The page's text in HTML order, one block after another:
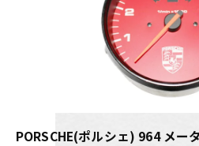
PORSCHE(ポルシェ) 964 メー